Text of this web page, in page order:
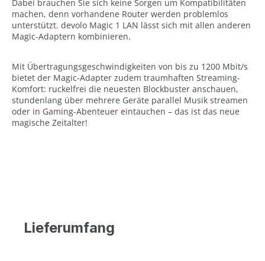
Dabei brauchen Sie sich keine Sorgen um Kompatibilitäten
machen, denn vorhandene Router werden problemlos
unterstützt. devolo Magic 1 LAN lässt sich mit allen anderen
Magic-Adaptern kombinieren.
Mit Übertragungsgeschwindigkeiten von bis zu 1200 Mbit/s
bietet der Magic-Adapter zudem traumhaften Streaming-
Komfort: ruckelfrei die neuesten Blockbuster anschauen,
stundenlang über mehrere Geräte parallel Musik streamen
oder in Gaming-Abenteuer eintauchen – das ist das neue
magische Zeitalter!
Lieferumfang